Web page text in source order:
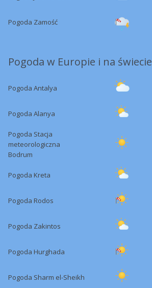
Pogoda Zamość
Pogoda w Europie i na świecie
Pogoda Antalya
Pogoda Alanya
Pogoda Stacja
meteorologiczna
Bodrum
Pogoda Kreta
Pogoda Rodos
Pogoda Zakintos
Pogoda Hurghada
Pogoda Sharm el-Sheikh